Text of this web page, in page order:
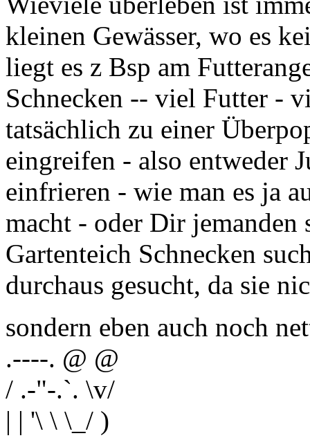
kleinen Gewässer, wo es
liegt es z Bsp am
Schnecken -- viel Futter -
tatsächlich zu einer
eingreifen - also entweder
einfrieren - wie man es ja
macht - oder Dir jemanden
Gartenteich Schnecken
durchaus gesucht, da sie
sondern eben auch noch
.----. @ @
/ .-"-.`. \v/
| | '\ \ \_/ )